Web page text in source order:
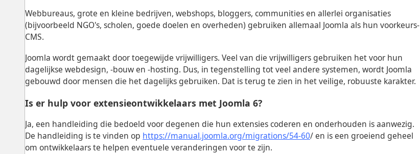
Webbureaus, grote en kleine bedrijven, webshops, bloggers, communities en allerlei organisaties
(bijvoorbeeld NGO's, scholen, goede doelen en overheden) gebruiken allemaal Joomla als hun voorkeurs-
CMS.
Joomla wordt gemaakt door toegewijde vrijwilligers. Veel van die vrijwilligers gebruiken het voor hun
dagelijkse webdesign, -bouw en -hosting. Dus, in tegenstelling tot veel andere systemen, wordt Joomla
gebouwd door mensen die het dagelijks gebruiken. Dat is terug te zien in het veilige, robuuste karakter.
Is er hulp voor extensieontwikkelaars met Joomla 6?
Ja, een handleiding die bedoeld voor degenen die hun extensies coderen en onderhouden is aanwezig.
De handleiding is te vinden op https://manual.joomla.org/migrations/54-60/ en is een groeiend geheel
om ontwikkelaars te helpen eventuele veranderingen voor te zijn.